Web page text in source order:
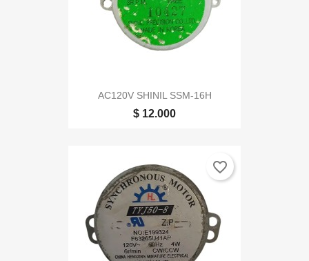
AC120V SHINIL SSM-16H
$ 12.000
favorite_border